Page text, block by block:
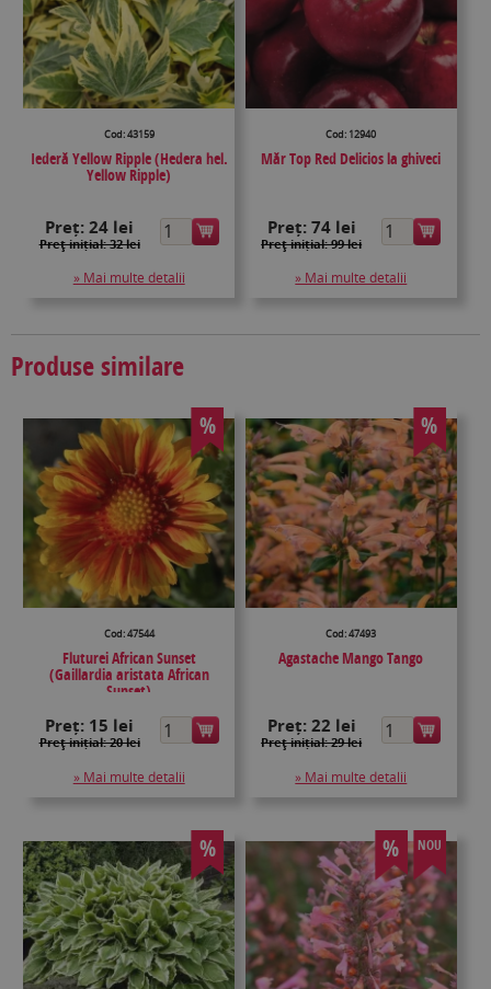
Cod: 43159
Iederă Yellow Ripple (Hedera hel.
Yellow Ripple)
Preț:24 lei
Preţ inițial: 32 lei
» Mai multe detalii
Cod: 12940
Măr Top Red Delicios la ghiveci
Preț: 74 lei
Preţ inițial: 99 lei
» Mai multe detalii
Produse similare
%
Cod: 47544
Fluturei African Sunset
(Gaillardia aristata African
Sunset)
Preț: 15 lei
Preţ inițial: 20 lei
» Mai multe detalii
%
Cod: 47493
Agastache Mango Tango
Preț: 22 lei
Preţ inițial: 29 lei
» Mai multe detalii
% % NOU